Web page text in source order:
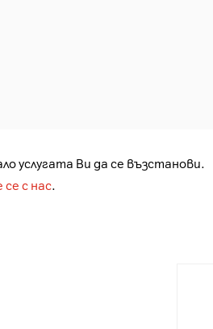
услугата Ви да се възстанови.
с нас.